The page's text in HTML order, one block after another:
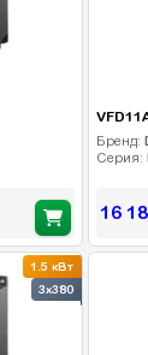
Бренд:
Серия:
16
1.5 кВт
3x380